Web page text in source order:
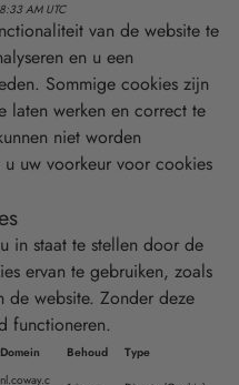
AM UTC
van de website te
en u een
Sommige cookies zijn
laten werken en correct te
niet worden
uw voorkeur voor cookies
in staat te stellen door de
ervan te gebruiken, zoals
website. Zonder deze
functioneren.
Domein Behoud Type
nl.coway.c